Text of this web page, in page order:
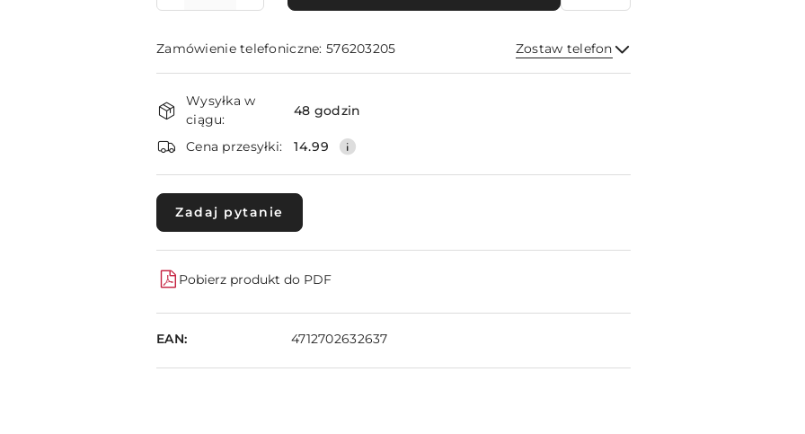
Zamówienie telefoniczne: 576203205 Zostaw telefon
Wyślij
Dostępność
i
dostawa
Wysyłka w
ciągu:
48 godzin
Cena przesyłki: 14.99
Zadaj pytanie
Pobierz produkt do PDF
EAN: 4712702632637